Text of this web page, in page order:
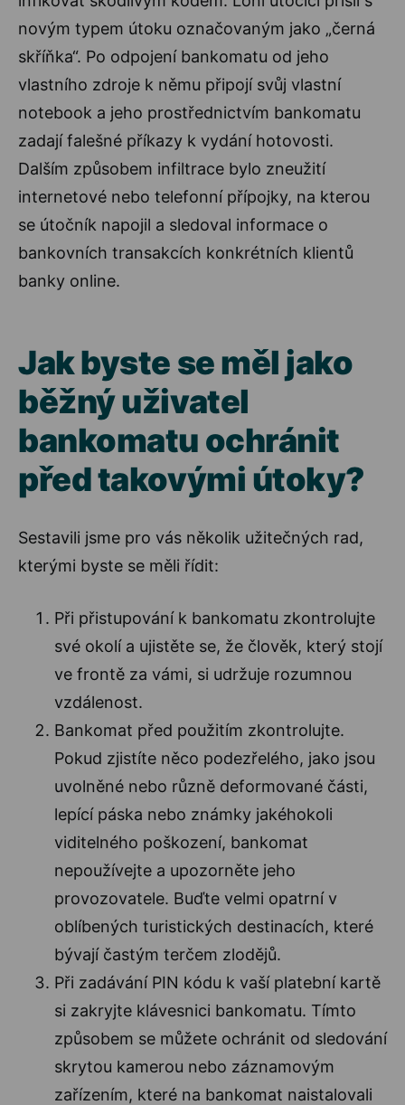
novým typem útoku označovaným jako „černá
skříňka“. Po odpojení bankomatu od jeho
vlastního zdroje k němu připojí svůj vlastní
notebook a jeho prostřednictvím bankomatu
zadají falešné příkazy k vydání hotovosti.
Dalším způsobem infiltrace bylo zneužití
internetové nebo telefonní přípojky, na kterou
se útočník napojil a sledoval informace o
bankovních transakcích konkrétních klientů
banky online.
Jak byste se měl jako
běžný uživatel
bankomatu ochránit
před takovými útoky?
Sestavili jsme pro vás několik užitečných rad,
kterými byste se měli řídit:
Při přistupování k bankomatu zkontrolujte
své okolí a ujistěte se, že člověk, který stojí
ve frontě za vámi, si udržuje rozumnou
vzdálenost.
Bankomat před použitím zkontrolujte.
Pokud zjistíte něco podezřelého, jako jsou
uvolněné nebo různě deformované části,
lepící páska nebo známky jakéhokoli
viditelného poškození, bankomat
nepoužívejte a upozorněte jeho
provozovatele. Buďte velmi opatrní v
oblíbených turistických destinacích, které
bývají častým terčem zlodějů.
Při zadávání PIN kódu k vaší platební kartě
si zakryjte klávesnici bankomatu. Tímto
způsobem se můžete ochránit od sledování
skrytou kamerou nebo záznamovým
zařízením, které na bankomat naistalovali